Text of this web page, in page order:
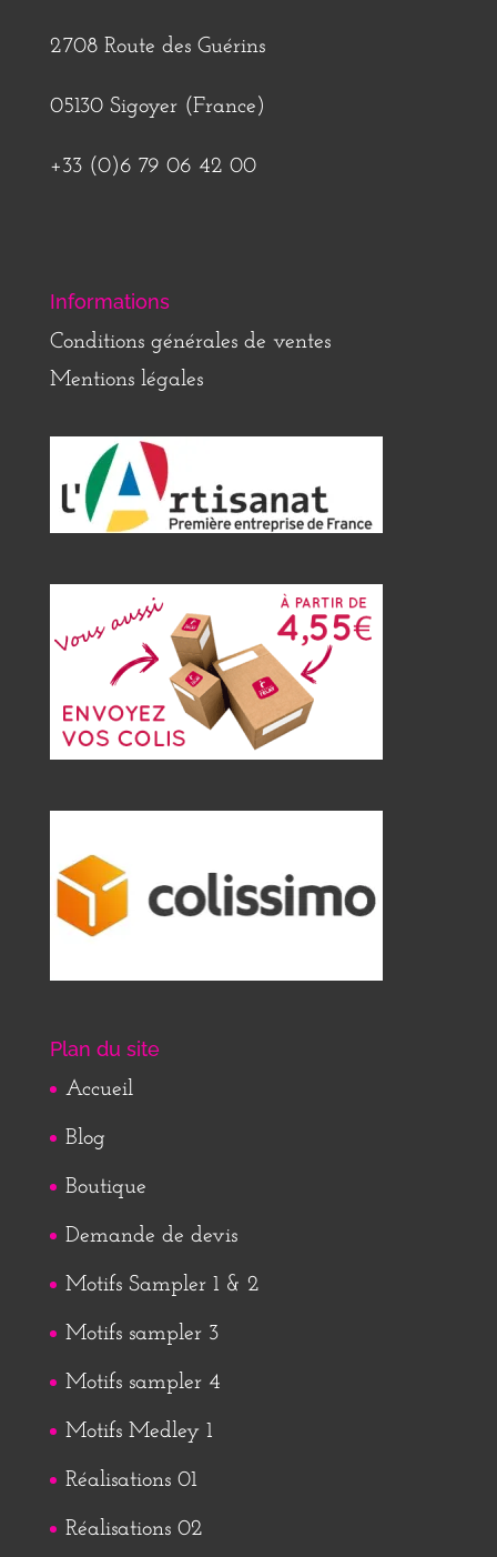
2708 Route des Guérins
05130 Sigoyer (France)
+33 (0)6 79 06 42 00
Informations
Conditions générales de ventes
Mentions légales
Plan du site
Accueil
Blog
Boutique
Demande de devis
Motifs Sampler 1 & 2
Motifs sampler 3
Motifs sampler 4
Motifs Medley 1
Réalisations 01
Réalisations 02